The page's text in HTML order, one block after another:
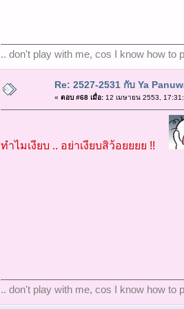
.. don't play with me, cos I know how to
Re: 2527-2531 กับ Ya
« ตอบ #68 เมื่อ:12 เมษายน 2553,
ทำไมเงียบ .. อย่าเงียบสิว้อยยยย !!
.. don't play with me, cos I know how to